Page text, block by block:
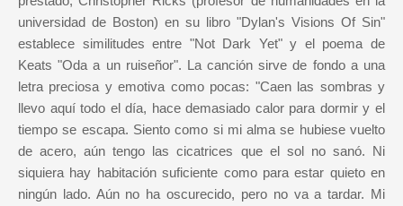
universidad de Boston) en su libro "Dylan's Visions Of Sin"
establece similitudes entre "Not Dark Yet" y el poema de
Keats "Oda a un ruiseñor". La canción sirve de fondo a una
letra preciosa y emotiva como pocas: "Caen las sombras y
llevo aquí todo el día, hace demasiado calor para dormir y el
tiempo se escapa. Siento como si mi alma se hubiese vuelto
de acero, aún tengo las cicatrices que el sol no sanó. Ni
siquiera hay habitación suficiente como para estar quieto en
ningún lado. Aún no ha oscurecido, pero no va a tardar. Mi